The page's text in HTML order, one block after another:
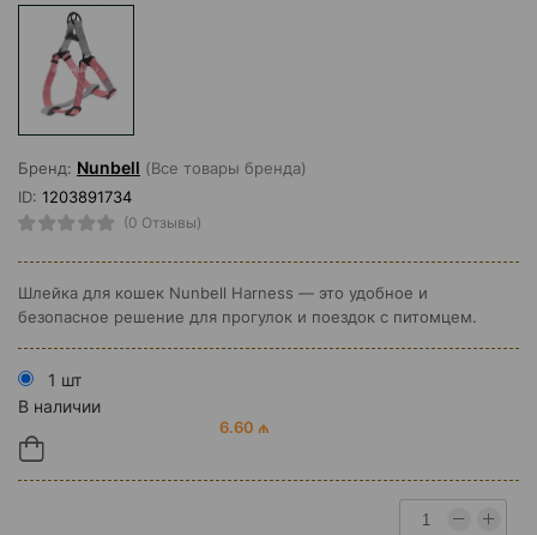
Бренд: Nunbell (Все товары бренда)
ID: 1203891734
(0 Отзывы)
Шлейка для кошек Nunbell Harness — это удобное и
безопасное решение для прогулок и поездок с питомцем.
1 шт
В наличии
6.60 ₼